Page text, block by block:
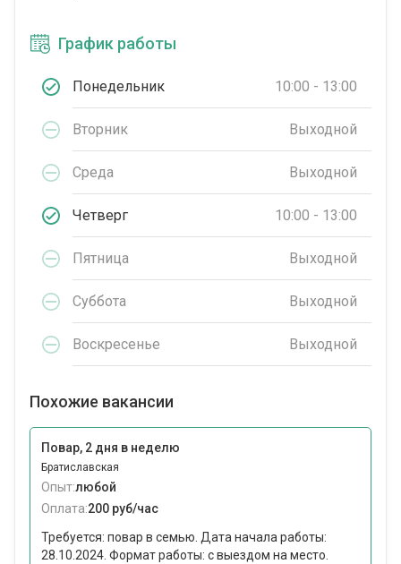
График работы
Понедельник 10:00 - 13:00
Вторник Выходной
Среда Выходной
Четверг 10:00 - 13:00
Пятница Выходной
Суббота Выходной
Воскресенье Выходной
Похожие вакансии
Повар, 2 дня в неделю
Братиславская
Опыт:любой
Оплата:200 руб/час
Требуется: повар в семью. Дата начала работы:
28.10.2024. Формат работы: с выездом на место.